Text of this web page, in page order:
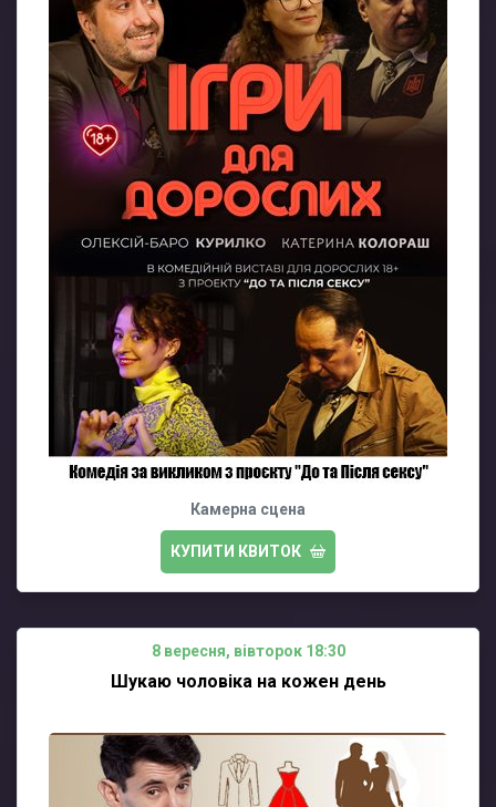
Камерна сцена
КУПИТИ КВИТОК
8 вересня, вівторок 18:30
Шукаю чоловіка на кожен день